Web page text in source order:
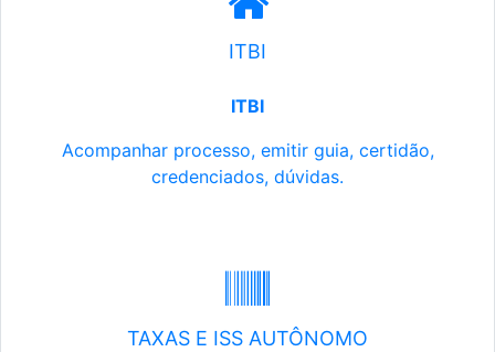
ITBI
ITBI
Acompanhar processo, emitir guia, certidão,
credenciados, dúvidas.
TAXAS E ISS AUTÔNOMO